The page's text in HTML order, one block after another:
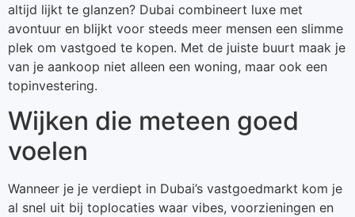
altijd lijkt te glanzen? Dubai combineert luxe met
avontuur en blijkt voor steeds meer mensen een slimme
plek om vastgoed te kopen. Met de juiste buurt maak je
van je aankoop niet alleen een woning, maar ook een
topinvestering.
Wijken die meteen goed
voelen
Wanneer je je verdiept in Dubai’s vastgoedmarkt kom je
al snel uit bij toplocaties waar vibes, voorzieningen en